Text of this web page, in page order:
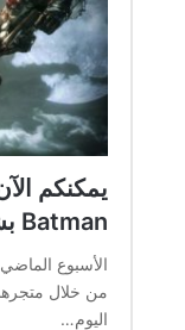
يمكنكم
Batman بشكل مجاني على متجر إيبيك..
من خلال
اليوم…